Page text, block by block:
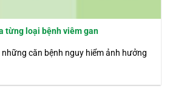
từng loại bệnh viêm gan
căn bệnh nguy hiểm ảnh hưởng